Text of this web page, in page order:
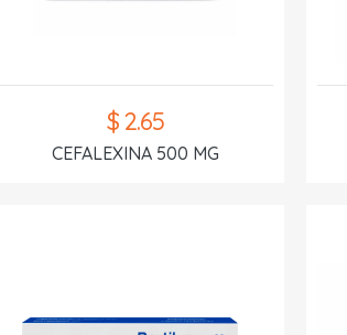
$ 2.65
CEFALEXINA 500 MG